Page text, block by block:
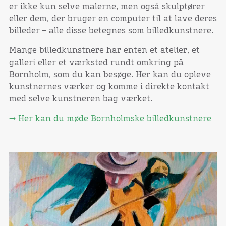
er ikke kun selve malerne, men også skulptører
eller dem, der bruger en computer til at lave deres
billeder – alle disse betegnes som billedkunstnere.
Mange billedkunstnere har enten et atelier, et
galleri eller et værksted rundt omkring på
Bornholm, som du kan besøge. Her kan du opleve
kunstnernes værker og komme i direkte kontakt
med selve kunstneren bag værket.
→ Her kan du møde Bornholmske billedkunstnere